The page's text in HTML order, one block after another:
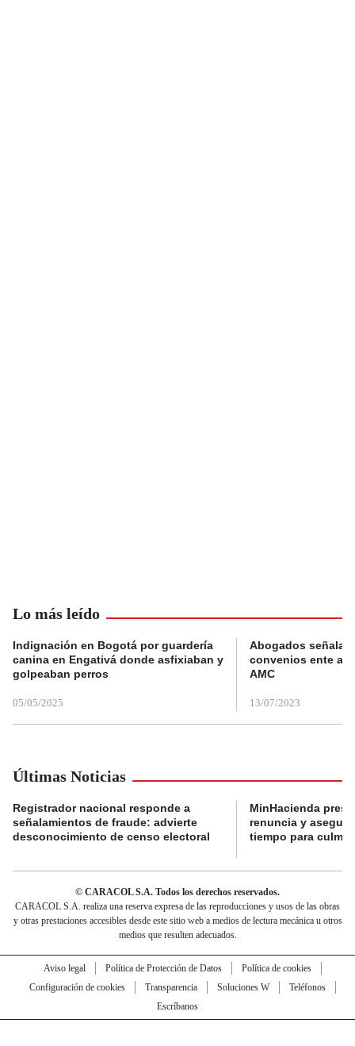
Lo más leído
Indignación en Bogotá por guardería
canina en Engativá donde asfixiaban y
golpeaban perros
05/05/2025
Abogados
convenios ente
AMC
13/07/2023
Últimas Noticias
Registrador nacional responde a
señalamientos de fraude: advierte
desconocimiento de censo electoral
MinHacienda
renuncia y
tiempo para
© CARACOL S.A. Todos los derechos reservados.
CARACOL S.A. realiza una reserva expresa de las reproducciones y usos de las obras
y otras prestaciones accesibles desde este sitio web a medios de lectura mecánica u otros
medios que resulten adecuados.
Aviso legal Política de Protección de Datos
Política de cookies
Configuración de cookies
Transparencia Soluciones W
Teléfonos
Escríbanos